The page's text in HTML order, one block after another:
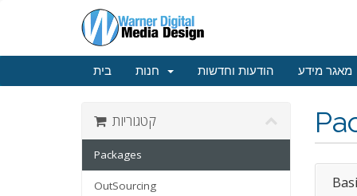
בית הודעות וחדשות מאגר מידע
קטגוריות
Packages
OutSourcing